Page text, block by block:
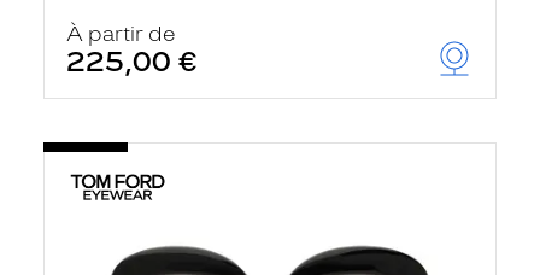
À partir de
225,00 €